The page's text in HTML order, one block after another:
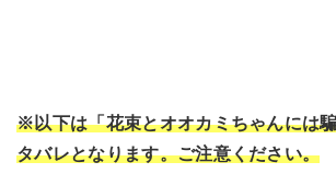
※以下は「花束とオオカミちゃんには
タバレとなります。ご注意ください。